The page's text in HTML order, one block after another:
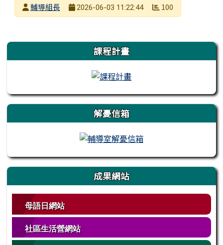
發布者
輔導組長
2026-06-03 11:22:44 100
左邊區域內容 課程計畫
解憂信箱
成果網站
母語日網站
社區生活營網站